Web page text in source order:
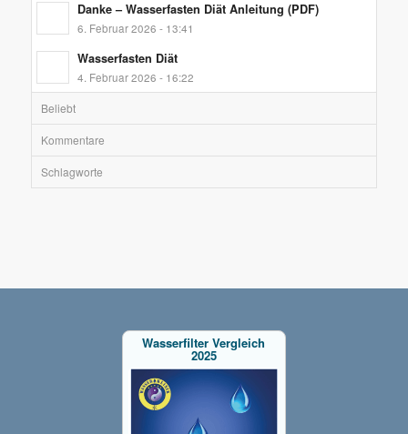
Danke – Wasserfasten Diät Anleitung (PDF)
6. Februar 2026 - 13:41
Wasserfasten Diät
4. Februar 2026 - 16:22
Beliebt
Kommentare
Schlagworte
Wasserfilter Vergleich
2025